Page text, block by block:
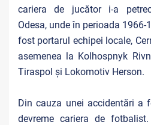
cariera de jucător i-a
Odesa, unde în perioada 1966-
fost portarul echipei locale,
asemenea la Kolhospnyk
Tiraspol și Lokomotiv Herson.
Din cauza unei accidentări a
devreme cariera de